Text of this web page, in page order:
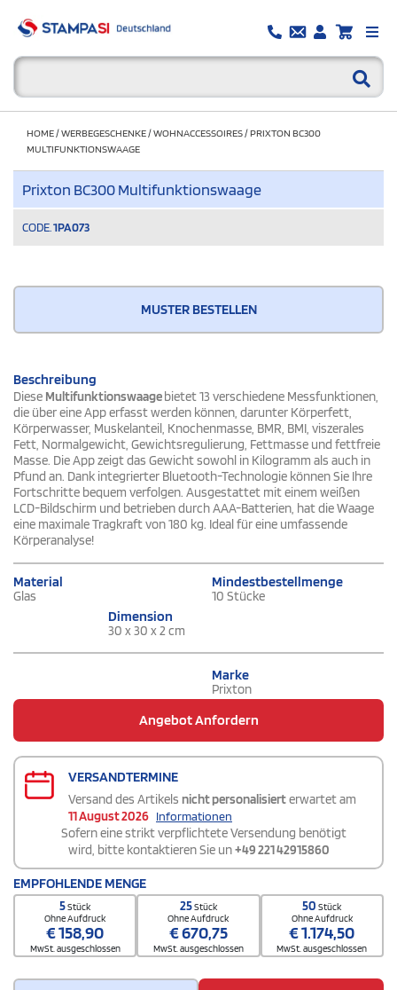
HOME/WERBEGESCHENKE/WOHNACCESSOIRES/PRIXTON BC300
MULTIFUNKTIONSWAAGE
Prixton BC300 Multifunktionswaage
CODE. 1PA073
MUSTER BESTELLEN
Beschreibung
Diese Multifunktionswaagebietet 13 verschiedene Messfunktionen,
die über eine App erfasst werden können, darunter Körperfett,
Körperwasser, Muskelanteil, Knochenmasse, BMR, BMI, viszerales
Fett, Normalgewicht, Gewichtsregulierung, Fettmasse und fettfreie
Masse. Die App zeigt das Gewicht sowohl in Kilogramm als auch in
Pfund an. Dank integrierter Bluetooth-Technologie können Sie Ihre
Fortschritte bequem verfolgen. Ausgestattet mit einem weißen
LCD-Bildschirm und betrieben durch AAA-Batterien, hat die Waage
eine maximale Tragkraft von 180 kg. Ideal für eine umfassende
Körperanalyse!
Material
Glas
Mindestbestellmenge
10 Stücke
Dimension
30 x 30 x 2 cm
Marke
Prixton
Angebot Anfordern
VERSANDTERMINE
Versand des Artikels nicht personalisierterwartet am
11 August 2026 Informationen
Sofern eine strikt verpflichtete Versendung benötigt
wird, bitte kontaktieren Sie un+49 221 42915860
EMPFOHLENDE MENGE
5Stück
Ohne Aufdruck
€158,90
MwSt. ausgeschlossen
25Stück
Ohne Aufdruck
€670,75
MwSt. ausgeschlossen
50Stück
Ohne Aufdruck
€1.174,50
MwSt. ausgeschlossen